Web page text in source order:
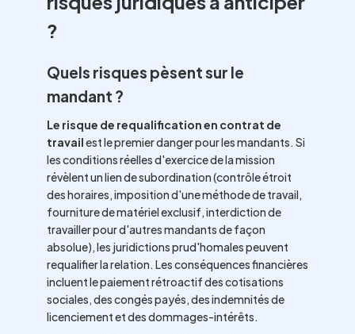
?
Quels risques pèsent sur le
mandant ?
Le risque de requalification en contrat de
travailest le premier danger pour les mandants. Si
les conditions réelles d'exercice de la mission
révèlent un lien de subordination (contrôle étroit
des horaires, imposition d'une méthode de travail,
fourniture de matériel exclusif, interdiction de
travailler pour d'autres mandants de façon
absolue), les juridictions prud'homales peuvent
requalifier la relation. Les conséquences financières
incluent le paiement rétroactif des cotisations
sociales, des congés payés, des indemnités de
licenciement et des dommages-intérêts.